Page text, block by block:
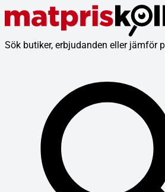
Sök butiker, erbjudanden eller jämför